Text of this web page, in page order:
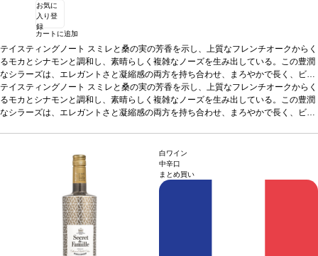
お気に
入り登
録
カートに追加
テイスティングノート スミレと桑の実の芳香を示し、上質なフレンチオークからく
るモカとシナモンと調和し、素晴らしく複雑なノーズを生み出している。この豊潤
なシラーズは、エレガントさと凝縮感の両方を持ち合わせ、まろやかで長く、ビロ
ードのように滑らかなタンニンがしっかりとしたテクスチャーのある味わいを形
成。オークも少し感じるが、果実の力強さが勝っている濃厚で堂々とした一本。合
う料理様々な料理とよく合う。牛肉のカルパッチョ、レアでジューシーに調理した
テイスティングノート スミレと桑の実の芳香を示し、上質なフレンチオークからく
るモカとシナモンと調和し、素晴らしく複雑なノーズを生み出している。この豊潤
なシラーズは、エレガントさと凝縮感の両方を持ち合わせ、まろやかで長く、ビロ
様々な料理とよく合う。牛肉のカルパッチョ、レアでジューシーに調理した
ヒレ肉などとおすすめ。
100% シラーズ
合、在庫があり価格が同様の場合は自動的に次のヴィンテージに変更されます、ご
白ワイン
中辛口
まとめ買い